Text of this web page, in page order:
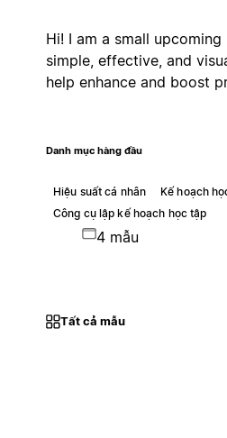
Hi! I am a small
simple, effective, and
help enhance and boost
Danh mục hàng đầu
Hiệu suất cá nhân
Kế hoạch
Công cụ lập kế hoạch học tập
4 mẫu
Tất cả mẫu